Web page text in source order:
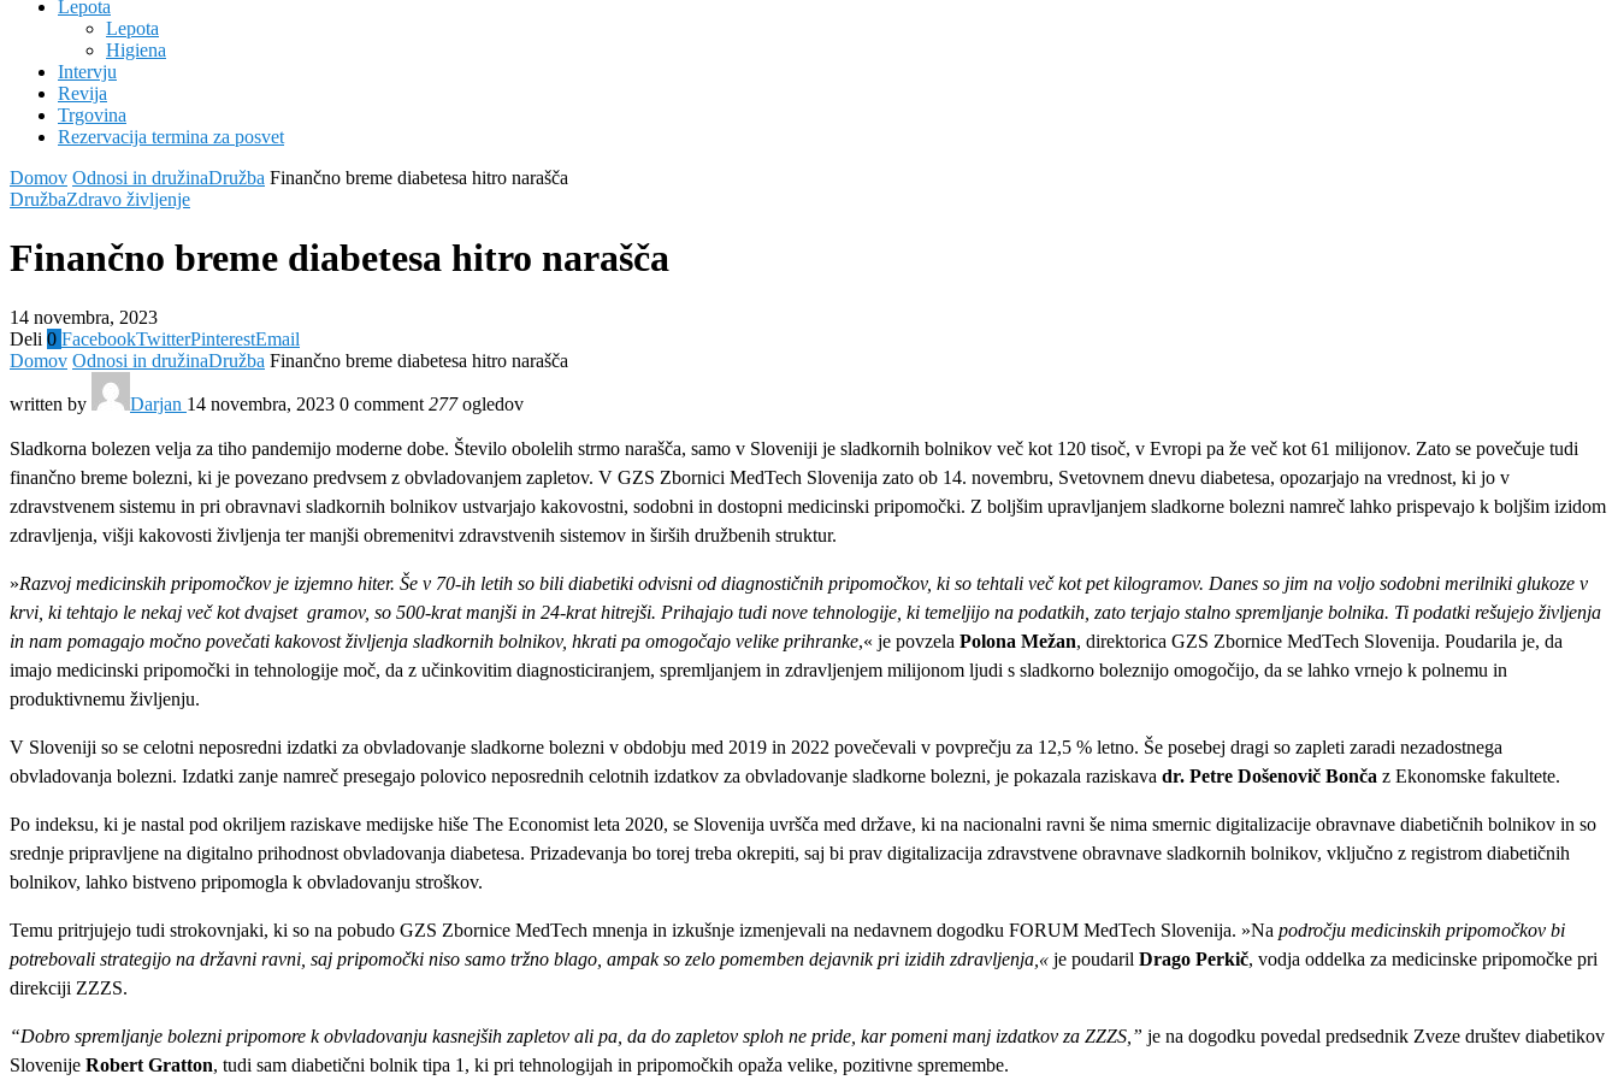
Lepota
Lepota
Higiena
Intervju
Revija
Trgovina
Rezervacija termina za posvet
Domov Odnosi in družinaDružba Finančno breme diabetesa hitro narašča
DružbaZdravo življenje
Finančno breme diabetesa hitro narašča
14 novembra, 2023
Deli 0 FacebookTwitterPinterestEmail
Domov Odnosi in družinaDružba Finančno breme diabetesa hitro narašča
written by Darjan 14 novembra, 2023 0 comment 277ogledov
Sladkorna bolezen velja za tiho pandemijo moderne dobe. Število obolelih strmo narašča, samo v Sloveniji je sladkornih bolnikov več kot 120 tisoč, v Evropi pa že več kot 61 milijonov. Zato se povečuje tudi
finančno breme bolezni, ki je povezano predvsem z obvladovanjem zapletov. V GZS Zbornici MedTech Slovenija zato ob 14. novembru, Svetovnem dnevu diabetesa, opozarjajo na vrednost, ki jo v
zdravstvenem sistemu in pri obravnavi sladkornih bolnikov ustvarjajo kakovostni, sodobni in dostopni medicinski pripomočki. Z boljšim upravljanjem sladkorne bolezni namreč lahko prispevajo k boljšim izidom
zdravljenja, višji kakovosti življenja ter manjši obremenitvi zdravstvenih sistemov in širših družbenih struktur.
»Razvoj medicinskih pripomočkov je izjemno hiter. Še v 70-ih letih so bili diabetiki odvisni od diagnostičnih pripomočkov, ki so tehtali več kot pet kilogramov. Danes so jim na voljo sodobni merilniki glukoze v
krvi, ki tehtajo le nekaj več kot dvajset gramov, so 500-krat manjši in 24-krat hitrejši. Prihajajo tudi nove tehnologije, ki temeljijo na podatkih, zato terjajo stalno spremljanje bolnika. Ti podatki rešujejo življenja
in nam pomagajo močno povečati kakovost življenja sladkornih bolnikov, hkrati pa omogočajo velike prihranke,« je povzela Polona Mežan, direktorica GZS Zbornice MedTech Slovenija. Poudarila je, da
imajo medicinski pripomočki in tehnologije moč, da z učinkovitim diagnosticiranjem, spremljanjem in zdravljenjem milijonom ljudi s sladkorno boleznijo omogočijo, da se lahko vrnejo k polnemu in
produktivnemu življenju.
V Sloveniji so se celotni neposredni izdatki za obvladovanje sladkorne bolezni v obdobju med 2019 in 2022 povečevali v povprečju za 12,5 % letno. Še posebej dragi so zapleti zaradi nezadostnega
obvladovanja bolezni. Izdatki zanje namreč presegajo polovico neposrednih celotnih izdatkov za obvladovanje sladkorne bolezni, je pokazala raziskava dr. Petre Došenovič Bonča z Ekonomske fakultete.
Po indeksu, ki je nastal pod okriljem raziskave medijske hiše The Economist leta 2020, se Slovenija uvršča med države, ki na nacionalni ravni še nima smernic digitalizacije obravnave diabetičnih bolnikov in so
srednje pripravljene na digitalno prihodnost obvladovanja diabetesa. Prizadevanja bo torej treba okrepiti, saj bi prav digitalizacija zdravstvene obravnave sladkornih bolnikov, vključno z registrom diabetičnih
bolnikov, lahko bistveno pripomogla k obvladovanju stroškov.
Temu pritrjujejo tudi strokovnjaki, ki so na pobudo GZS Zbornice MedTech mnenja in izkušnje izmenjevali na nedavnem dogodku FORUM MedTech Slovenija. »Na področju medicinskih pripomočkov bi
potrebovali strategijo na državni ravni, saj pripomočki niso samo tržno blago, ampak so zelo pomemben dejavnik pri izidih zdravljenja,« je poudaril Drago Perkič, vodja oddelka za medicinske pripomočke pri
direkciji ZZZS.
“Dobro spremljanje bolezni pripomore k obvladovanju kasnejših zapletov ali pa, da do zapletov sploh ne pride, kar pomeni manj izdatkov za ZZZS,” je na dogodku povedal predsednik Zveze društev diabetikov
Slovenije Robert Gratton, tudi sam diabetični bolnik tipa 1, ki pri tehnologijah in pripomočkih opaža velike, pozitivne spremembe.